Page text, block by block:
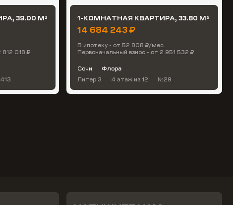
39.00 М2
812 018 ₽
1-КОМНАТНАЯ КВАРТИРА, 33.80 М 2
14 684 243 ₽
В ипотеку - от 52 808 ₽/мес.
Первоначальный взнос - от 2 951 532 ₽
Сочи
Флора
Литер 3
4 этаж из 12 №29